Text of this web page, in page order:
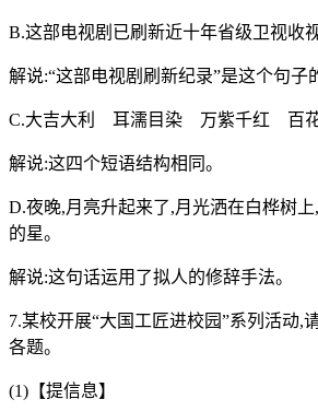
B.这部电视剧已刷新近十年省级卫视收
解说:“这部电视剧刷新纪录”是这个句子
C.大吉大利 耳濡目染 万紫千红 百
解说:这四个短语结构相同。
D.夜晚,月亮升起来了,月光洒在白桦树
的星。
解说:这句话运用了拟人的修辞手法。
7.某校开展“大国工匠进校园”系列活动,
各题。
(1)【提信息】